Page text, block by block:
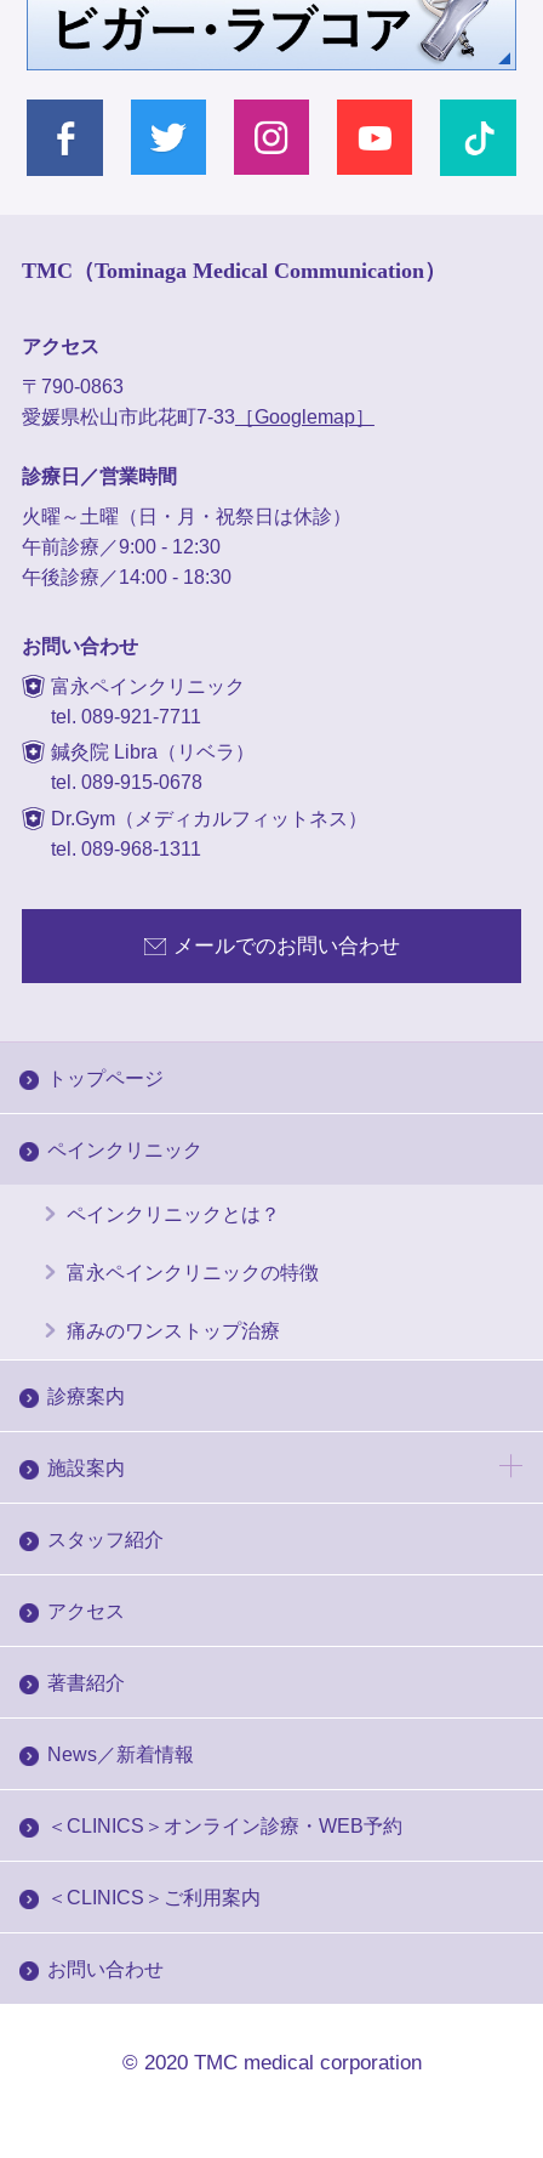
TMC（Tominaga Medical Communication）
アクセス
〒790-0863
愛媛県松山市此花町7-33［Googlemap］
診療日／営業時間
火曜～土曜（日・月・祝祭日は休診）
午前診療／9:00 - 12:30
午後診療／14:00 - 18:30
お問い合わせ
富永ペインクリニック
tel. 089-921-7711
鍼灸院 Libra（リベラ）
tel. 089-915-0678
Dr.Gym（メディカルフィットネス）
tel. 089-968-1311
メールでのお問い合わせ
トップページ
ペインクリニック
ペインクリニックとは？
富永ペインクリニックの特徴
痛みのワンストップ治療
診療案内
施設案内
スタッフ紹介
アクセス
著書紹介
News／新着情報
＜CLINICS＞オンライン診療・WEB予約
＜CLINICS＞ご利用案内
お問い合わせ
© 2020 TMC medical corporation